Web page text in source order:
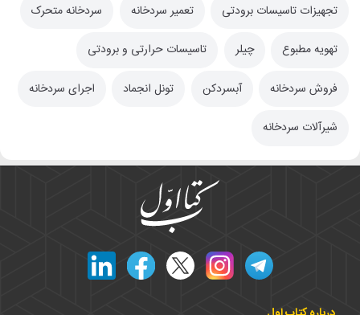
تجهیزات تاسیسات برودتی تعمیر سردخانه سردخانه متحرک
تهویه مطبوع چیلر تاسیسات حرارتی و برودتی
فروش سردخانه آبسردکن تونل انجماد اجرای سردخانه
شیرآلات سردخانه